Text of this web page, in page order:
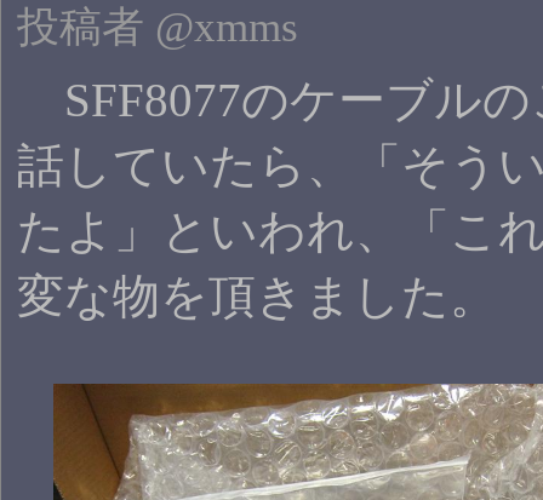
投稿者 @xmms
SFF8077のケーブル
話していたら、「そう
たよ」といわれ、「こ
変な物を頂きました。